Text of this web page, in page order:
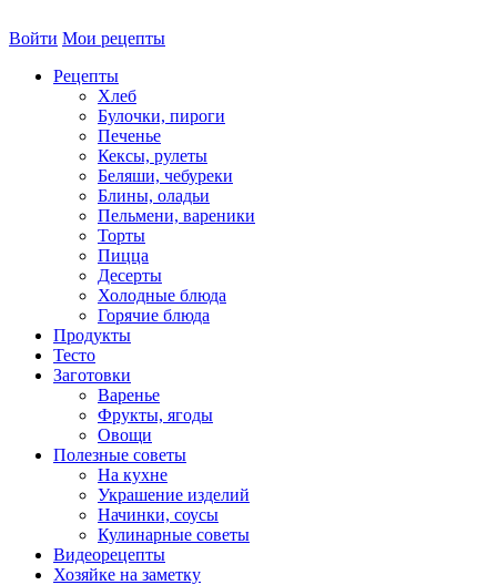
Войти Мои рецепты
Рецепты
Хлеб
Булочки, пироги
Печенье
Кексы, рулеты
Беляши, чебуреки
Блины, оладьи
Пельмени, вареники
Торты
Пицца
Десерты
Холодные блюда
Горячие блюда
Продукты
Тесто
Заготовки
Варенье
Фрукты, ягоды
Овощи
Полезные советы
На кухне
Украшение изделий
Начинки, соусы
Кулинарные советы
Видеорецепты
Хозяйке на заметку